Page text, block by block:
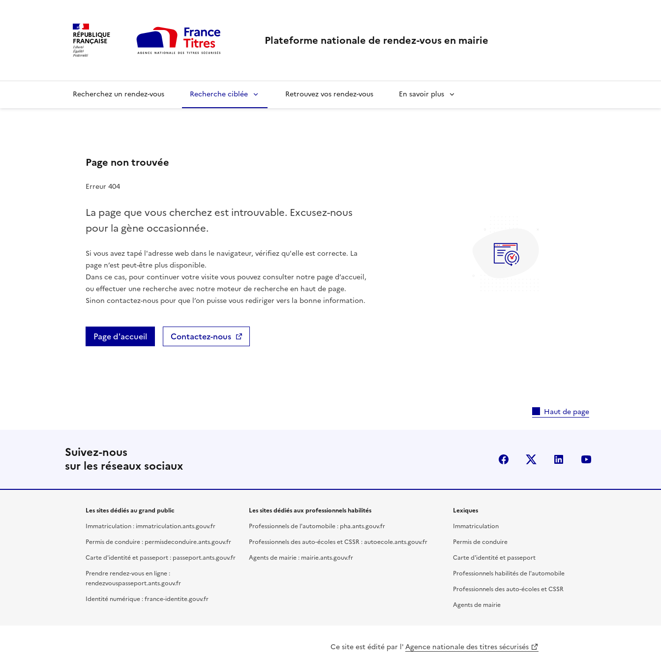
RÉPUBLIQUE
FRANÇAISE Plateforme nationale de rendez-vous en mairie
Recherchez un rendez-vous Recherche ciblée Retrouvez vos rendez-vous En savoir plus
Page non trouvée
Erreur 404
La page que vous cherchez est introuvable. Excusez-nous
pour la gène occasionnée.
Si vous avez tapé l'adresse web dans le navigateur, vérifiez qu'elle est correcte. La
page n’est peut-être plus disponible.
Dans ce cas, pour continuer votre visite vous pouvez consulter notre page d’accueil,
ou effectuer une recherche avec notre moteur de recherche en haut de page.
Sinon contactez-nous pour que l’on puisse vous rediriger vers la bonne information.
Page d'accueil Contactez-nous
Haut de page
Suivez-nous
sur les réseaux sociaux
facebook X (anciennement Twitter)
linkedin
Les sites dédiés au grand public
Immatriculation : immatriculation.ants.gouv.fr
Permis de conduire : permisdeconduire.ants.gouv.fr
Carte d'identité et passeport : passeport.ants.gouv.fr
Prendre rendez-vous en ligne :
rendezvouspasseport.ants.gouv.fr
Identité numérique : france-identite.gouv.fr
Les sites dédiés aux professionnels habilités
Professionnels de l'automobile : pha.ants.gouv.fr
Professionnels des auto-écoles et CSSR : autoecole.ants.gouv.fr
Agents de mairie : mairie.ants.gouv.fr
Lexiques
Immatriculation
Permis de conduire
Carte d'identité et passeport
Professionnels habilités de l'automobile
Professionnels des auto-écoles et CSSR
Agents de mairie
Ce site est édité par l'Agence nationale des titres sécurisés